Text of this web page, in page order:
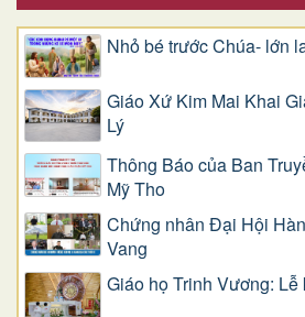
Nhỏ bé trước Chúa- lớn
Giáo Xứ Kim Mai Khai
Lý
Thông Báo của Ban
Mỹ Tho
Chứng nhân Đại Hội
Vang
Giáo họ Trinh Vương: